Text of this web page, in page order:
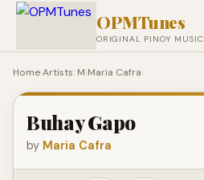
OPMTunes
ORIGINAL PINOY MUSIC
Home›Artists: M›Maria Cafra›
Buhay Gapo
by Maria Cafra